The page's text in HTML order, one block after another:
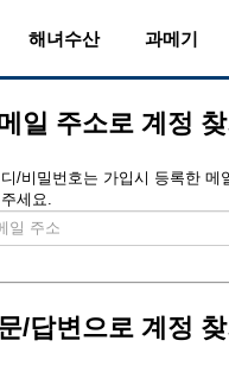
해녀수산 과메기
일 주소로 계정
/비밀번호는 가입시 등록한
세요.
/답변으로 계정